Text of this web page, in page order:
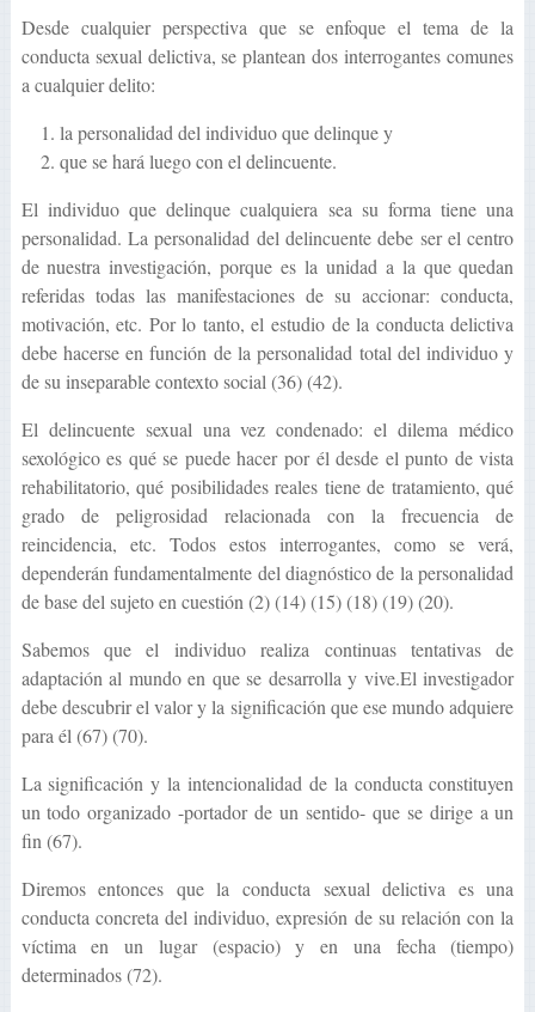
Desde cualquier perspectiva que se enfoque el tema de la
conducta sexual delictiva, se plantean dos interrogantes comunes
a cualquier delito:
la personalidad del individuo que delinque y
que se hará luego con el delincuente.
El individuo que delinque cualquiera sea su forma tiene una
personalidad. La personalidad del delincuente debe ser el centro
de nuestra investigación, porque es la unidad a la que quedan
referidas todas las manifestaciones de su accionar: conducta,
motivación, etc. Por lo tanto, el estudio de la conducta delictiva
debe hacerse en función de la personalidad total del individuo y
de su inseparable contexto social (36) (42).
El delincuente sexual una vez condenado: el dilema médico
sexológico es qué se puede hacer por él desde el punto de vista
rehabilitatorio, qué posibilidades reales tiene de tratamiento, qué
grado de peligrosidad relacionada con la frecuencia de
reincidencia, etc. Todos estos interrogantes, como se verá,
dependerán fundamentalmente del diagnóstico de la personalidad
de base del sujeto en cuestión (2) (14) (15) (18) (19) (20).
Sabemos que el individuo realiza continuas tentativas de
adaptación al mundo en que se desarrolla y vive.El investigador
debe descubrir el valor y la significación que ese mundo adquiere
para él (67) (70).
La significación y la intencionalidad de la conducta constituyen
un todo organizado -portador de un sentido- que se dirige a un
fin (67).
Diremos entonces que la conducta sexual delictiva es una
conducta concreta del individuo, expresión de su relación con la
víctima en un lugar (espacio) y en una fecha (tiempo)
determinados (72).